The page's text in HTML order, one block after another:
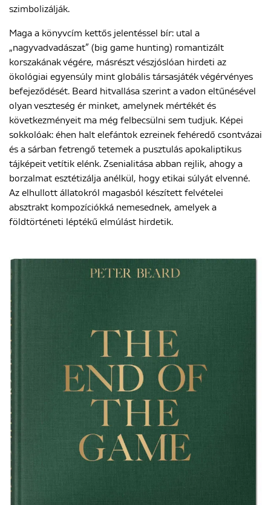
szimbolizálják.
Maga a könyvcím kettős jelentéssel bír: utal a
„nagyvadvadászat” (big game hunting) romantizált
korszakának végére, másrészt vészjóslóan hirdeti az
ökológiai egyensúly mint globális társasjáték végérvényes
befejeződését. Beard hitvallása szerint a vadon eltűnésével
olyan veszteség ér minket, amelynek mértékét és
következményeit ma még felbecsülni sem tudjuk. Képei
sokkolóak: éhen halt elefántok ezreinek fehéredő csontvázai
és a sárban fetrengő tetemek a pusztulás apokaliptikus
tájképeit vetítik elénk. Zsenialitása abban rejlik, ahogy a
borzalmat esztétizálja anélkül, hogy etikai súlyát elvenné.
Az elhullott állatokról magasból készített felvételei
absztrakt kompozíciókká nemesednek, amelyek a
földtörténeti léptékű elmúlást hirdetik.